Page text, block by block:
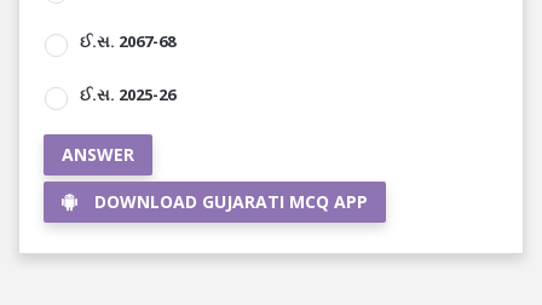
ઈ.સ. 2067-68
ઈ.સ. 2025-26
ANSWER
DOWNLOAD GUJARATI MCQ APP